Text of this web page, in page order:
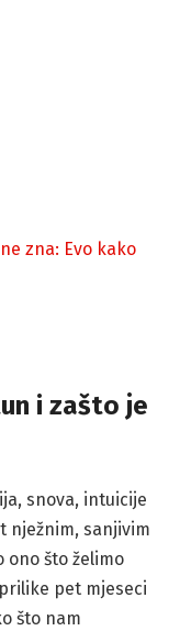
zna: Evo kako
i zašto je
snova, intuicije
nježnim, sanjivim
što želimo
pet mjeseci
što nam